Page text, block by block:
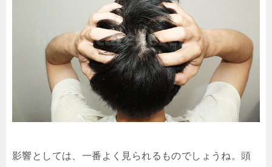
影響としては、一番よく見られるものでしょうね。頭